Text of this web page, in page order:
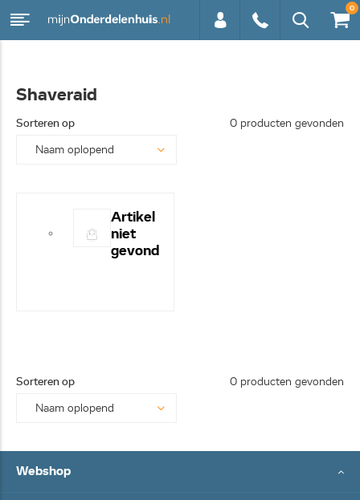
250628
0
Shaveraid
Sorteren op 0 producten gevonden
Artikel
niet
gevond
Sorteren op 0 producten gevonden
Webshop